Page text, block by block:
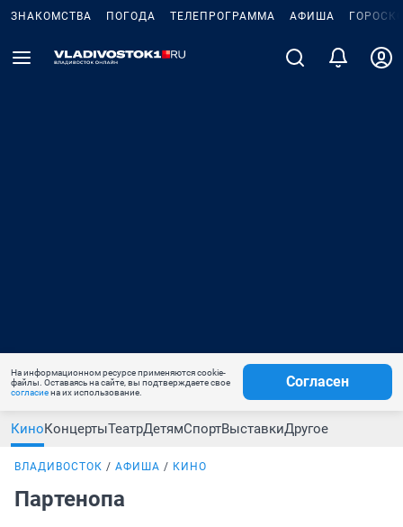
ЗНАКОМСТВА ПОГОДА ТЕЛЕПРОГРАММА АФИША
На информационном ресурсе применяются cookie-
файлы. Оставаясь на сайте, вы подтверждаете свое
согласиена их использование.
Согласен
КиноКонцертыТеатрДетямСпортВыставкиДругое
ВЛАДИВОСТОК АФИША КИНО
Партенопа